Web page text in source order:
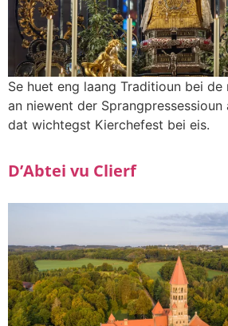
Se huet eng laang Traditioun bei
an niewent der Sprangpressessioun
dat wichtegst Kierchefest bei eis.
D’Abtei vu Clierf